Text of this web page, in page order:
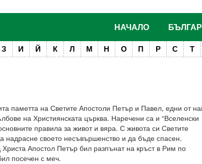
НАЧАЛО
З И Й К Л М Н О П Р С Т
паметта на Светите Апостоли Петър и Павел, едни от
на Християнската църква. Наречени са и “Вселенски
правила за живот и вяра. С живота си Светите
надрасне своето несъвършенство и да бъде спасен.
Апостол Петър бил разпънат на кръст в Рим по
посечен с меч.